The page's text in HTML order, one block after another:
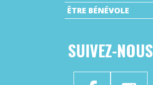
ÊTRE BÉNÉVOLE
SUIVEZ-NOUS